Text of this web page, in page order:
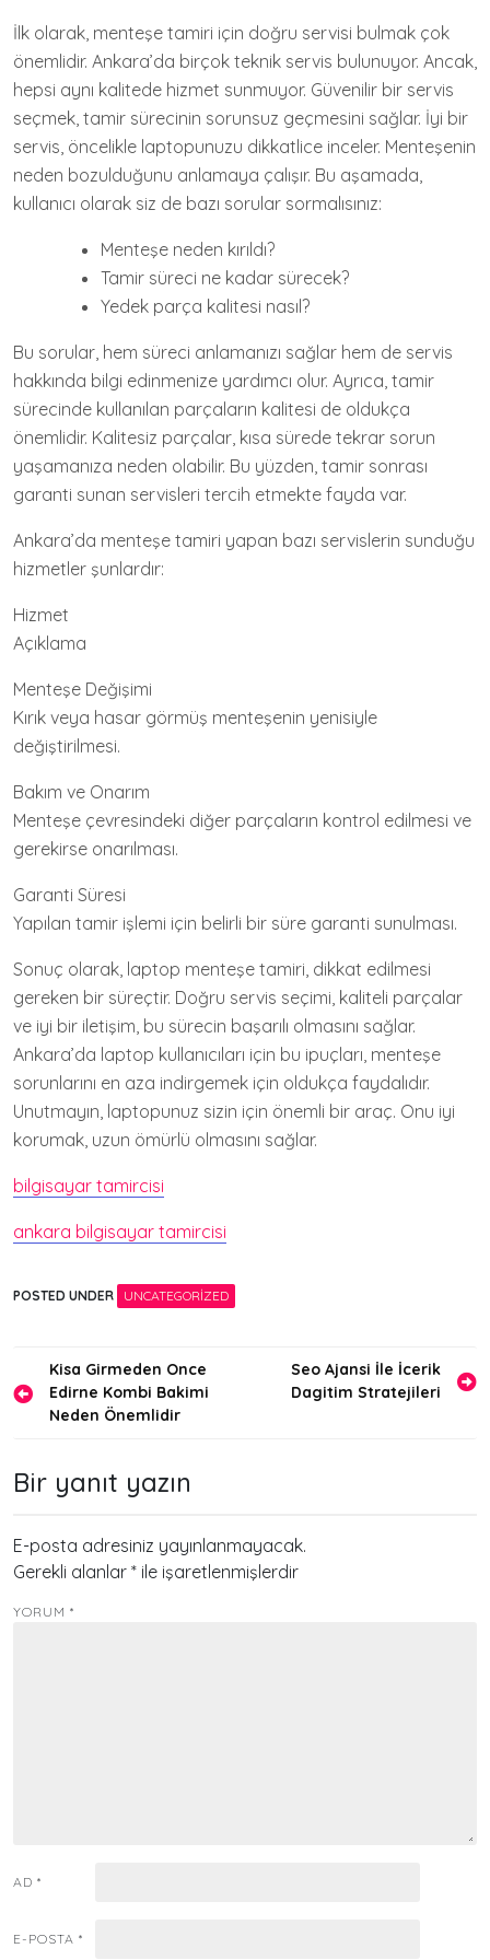
İlk olarak, menteşe tamiri için doğru servisi bulmak çok
önemlidir. Ankara’da birçok teknik servis bulunuyor. Ancak,
hepsi aynı kalitede hizmet sunmuyor. Güvenilir bir servis
seçmek, tamir sürecinin sorunsuz geçmesini sağlar. İyi bir
servis, öncelikle laptopunuzu dikkatlice inceler. Menteşenin
neden bozulduğunu anlamaya çalışır. Bu aşamada,
kullanıcı olarak siz de bazı sorular sormalısınız:
Menteşe neden kırıldı?
Tamir süreci ne kadar sürecek?
Yedek parça kalitesi nasıl?
Bu sorular, hem süreci anlamanızı sağlar hem de servis
hakkında bilgi edinmenize yardımcı olur. Ayrıca, tamir
sürecinde kullanılan parçaların kalitesi de oldukça
önemlidir. Kalitesiz parçalar, kısa sürede tekrar sorun
yaşamanıza neden olabilir. Bu yüzden, tamir sonrası
garanti sunan servisleri tercih etmekte fayda var.
Ankara’da menteşe tamiri yapan bazı servislerin sunduğu
hizmetler şunlardır:
Hizmet
Açıklama
Menteşe Değişimi
Kırık veya hasar görmüş menteşenin yenisiyle
değiştirilmesi.
Bakım ve Onarım
Menteşe çevresindeki diğer parçaların kontrol edilmesi ve
gerekirse onarılması.
Garanti Süresi
Yapılan tamir işlemi için belirli bir süre garanti sunulması.
Sonuç olarak, laptop menteşe tamiri, dikkat edilmesi
gereken bir süreçtir. Doğru servis seçimi, kaliteli parçalar
ve iyi bir iletişim, bu sürecin başarılı olmasını sağlar.
Ankara’da laptop kullanıcıları için bu ipuçları, menteşe
sorunlarını en aza indirgemek için oldukça faydalıdır.
Unutmayın, laptopunuz sizin için önemli bir araç. Onu iyi
korumak, uzun ömürlü olmasını sağlar.
bilgisayar tamircisi
ankara bilgisayar tamircisi
POSTED UNDER UNCATEGORIZED
Yazı
gezinmesi
Kisa Girmeden Once
Edirne Kombi Bakimi
Neden Önemlidir
Seo Ajansi İle İcerik
Dagitim Stratejileri
Bir yanıt yazın
E-posta adresiniz yayınlanmayacak.
Gerekli alanlar * ile işaretlenmişlerdir
YORUM *
AD *
E-POSTA *